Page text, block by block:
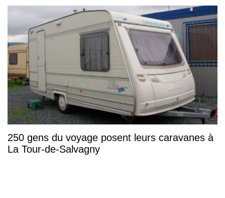
250 gens du voyage posent leurs caravanes à
La Tour-de-Salvagny